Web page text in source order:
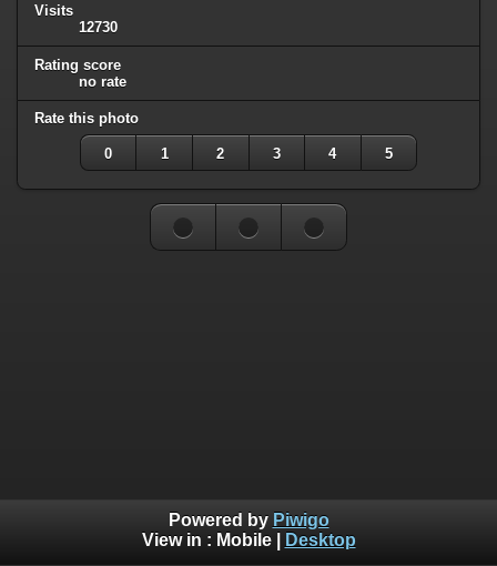
Visits
12730
Rating score
no rate
Rate this photo
0 1 2 3 4 5
Powered by Piwigo
View in : Mobile| Desktop